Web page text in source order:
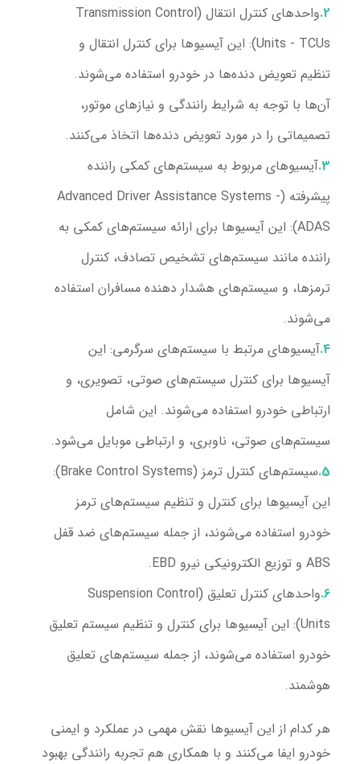
واحدهای کنترل انتقال (Transmission Control
Units - TCUs): این آیسیوها برای کنترل انتقال و
تنظیم تعویض دنده‌ها در خودرو استفاده می‌شوند.
آن‌ها با توجه به شرایط رانندگی و نیازهای موتور،
تصمیماتی را در مورد تعویض دنده‌ها اتخاذ می‌کنند.
آیسیوهای مربوط به سیستم‌های کمکی راننده
پیشرفته (Advanced Driver Assistance Systems -
ADAS): این آیسیوها برای ارائه سیستم‌های کمکی به
راننده مانند سیستم‌های تشخیص تصادف، کنترل
ترمزها، و سیستم‌های هشدار دهنده مسافران استفاده
می‌شوند.
آیسیوهای مرتبط با سیستم‌های سرگرمی: این
آیسیوها برای کنترل سیستم‌های صوتی، تصویری، و
ارتباطی خودرو استفاده می‌شوند. این شامل
سیستم‌های صوتی، ناوبری، و ارتباطی موبایل می‌شود.
سیستم‌های کنترل ترمز (Brake Control Systems):
این آیسیوها برای کنترل و تنظیم سیستم‌های ترمز
خودرو استفاده می‌شوند، از جمله سیستم‌های ضد قفل
ABS و توزیع الکترونیکی نیرو EBD.
واحدهای کنترل تعلیق (Suspension Control
Units): این آیسیوها برای کنترل و تنظیم سیستم تعلیق
خودرو استفاده می‌شوند، از جمله سیستم‌های تعلیق
هوشمند.
هر کدام از این آیسیوها نقش مهمی در عملکرد و ایمنی
خودرو ایفا می‌کنند و با همکاری هم تجربه رانندگی بهبود